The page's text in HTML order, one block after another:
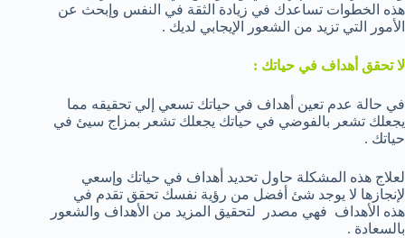
هذه الخطوات تساعدك في زيادة الثقة في النفس وإبحث عن
الأمور التي تزيد من الشعور الإيجابي لديك .
لا تحقق أهداف في حياتك :
في حالة عدم تعين أهداف في حياتك تسعي إلي تحقيقه مما
يجعلك تشعر بالفوضي في حياتك يجعلك تشعر بمزاج سيئ في
حياتك .
لعلاج هذه المشكلة حاول تحديد أهداف في حياتك وإسعي
لإنجازها لا يوجد شئ أفضل من رؤية نفسك تحقق تقدم في
هذه الأهداف فهي مصدر لتحقيق المزيد من الأهداف والشعور
بالسعادة .